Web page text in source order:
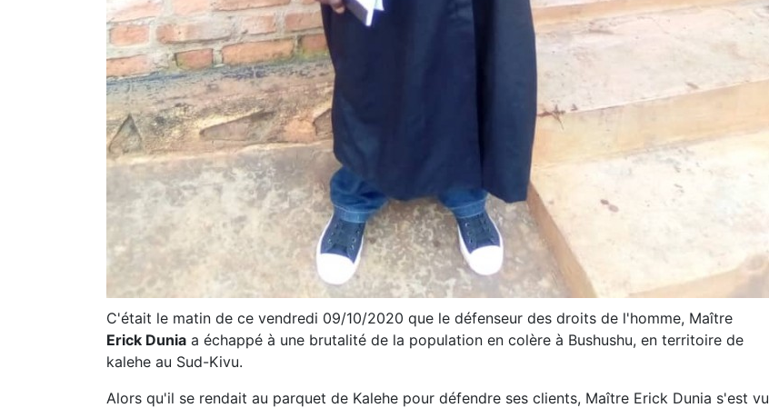
C'était le matin de ce vendredi 09/10/2020 que le défenseur des droits de l'homme, Maître
Erick Dunia a échappé à une brutalité de la population en colère à Bushushu, en territoire de
kalehe au Sud-Kivu.
Alors qu'il se rendait au parquet de Kalehe pour défendre ses clients, Maître Erick Dunia s'est vu